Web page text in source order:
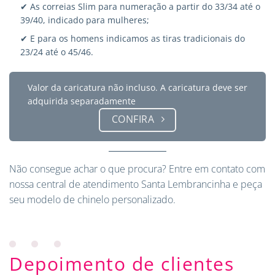
✔ As correias Slim para numeração a partir do 33/34 até o
39/40, indicado para mulheres;
✔ E para os homens indicamos as tiras tradicionais do
23/24 até o 45/46.
Valor da caricatura não incluso. A caricatura deve ser
adquirida separadamente
CONFIRA
Não consegue achar o que procura? Entre em contato com
nossa central de atendimento Santa Lembrancinha e peça
seu modelo de chinelo personalizado.
Depoimento de clientes